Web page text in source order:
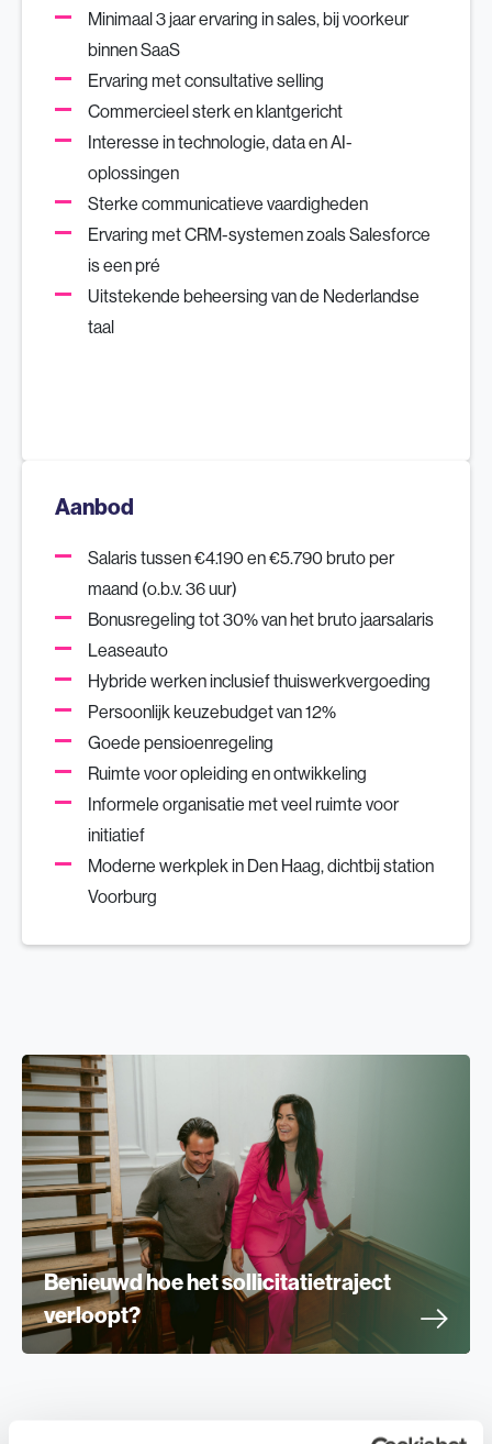
Minimaal 3 jaar ervaring in sales, bij voorkeur
binnen SaaS
Ervaring met consultative selling
Commercieel sterk en klantgericht
Interesse in technologie, data en AI-
oplossingen
Sterke communicatieve vaardigheden
Ervaring met CRM-systemen zoals Salesforce
is een pré
Uitstekende beheersing van de Nederlandse
taal
Aanbod
Salaris tussen €4.190 en €5.790 bruto per
maand (o.b.v. 36 uur)
Bonusregeling tot 30% van het bruto jaarsalaris
Leaseauto
Hybride werken inclusief thuiswerkvergoeding
Persoonlijk keuzebudget van 12%
Goede pensioenregeling
Ruimte voor opleiding en ontwikkeling
Informele organisatie met veel ruimte voor
initiatief
Moderne werkplek in Den Haag, dichtbij station
Voorburg
Benieuwd hoe het sollicitatietraject
verloopt?